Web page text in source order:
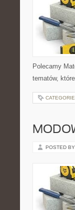
Polecamy
tematów,
POSTED